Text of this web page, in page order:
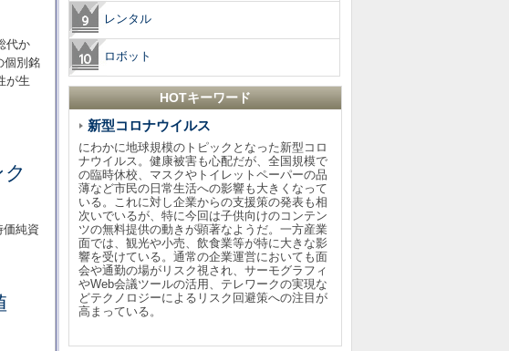
代か
個別銘
が生
価純資
レンタル
ロボット
HOTキーワード
新型コロナウイルス
にわかに地球規模のトピックとなった新型コロ
ナウイルス。健康被害も心配だが、全国規模で
の臨時休校、マスクやトイレットペーパーの品
薄など市民の日常生活への影響も大きくなって
いる。これに対し企業からの支援策の発表も相
次いでいるが、特に今回は子供向けのコンテン
ツの無料提供の動きが顕著なようだ。一方産業
面では、観光や小売、飲食業等が特に大きな影
響を受けている。通常の企業運営においても面
会や通勤の場がリスク視され、サーモグラフィ
やWeb会議ツールの活用、テレワークの実現な
どテクノロジーによるリスク回避策への注目が
高まっている。